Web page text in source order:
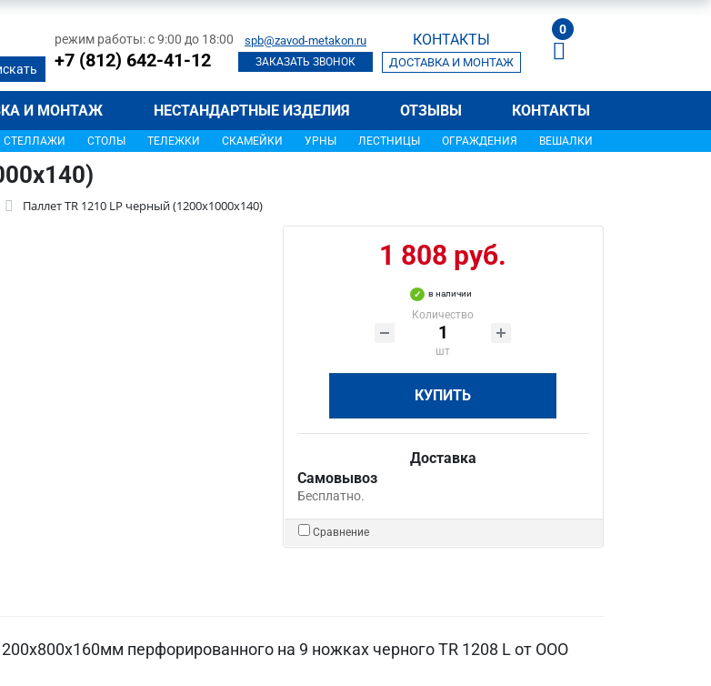
режим работы: с 9:00 до 18:00
+7 (812) 642-41-12
spb@zavod-metakon.ru
ЗАКАЗАТЬ ЗВОНОК
КОНТАКТЫ
ДОСТАВКА И МОНТАЖ
0
И МОНТАЖ НЕСТАНДАРТНЫЕ ИЗДЕЛИЯ ОТЗЫВЫ КОНТАКТЫ
СТЕЛЛАЖИ СТОЛЫ ТЕЛЕЖКИ СКАМЕЙКИ УРНЫ ЛЕСТНИЦЫ ОГРАЖДЕНИЯ ВЕШАЛКИ
Паллет TR 1210 LP черный (1200х1000х140)
1 808 руб.
в наличии
Количество
шт
КУПИТЬ
Доставка
Самовывоз
Бесплатно.
Сравнение
перфорированного на 9 ножках черного TR 1208 L от ООО